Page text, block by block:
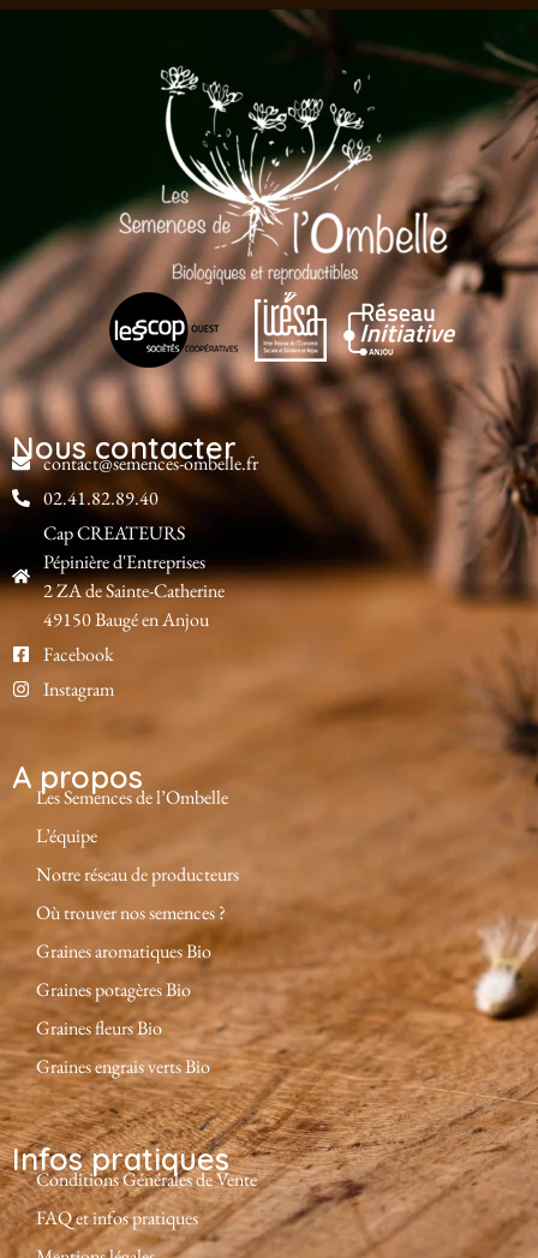
Nous contacter
contact@semences-ombelle.fr
02.41.82.89.40
Cap CREATEURS
Pépinière d'Entreprises
2 ZA de Sainte-Catherine
49150 Baugé en Anjou
Facebook
Instagram
A propos
Les Semences de l’Ombelle
L’équipe
Notre réseau de producteurs
Où trouver nos semences ?
Graines aromatiques Bio
Graines potagères Bio
Graines fleurs Bio
Graines engrais verts Bio
Infos pratiques
Conditions Générales de Vente
FAQ et infos pratiques